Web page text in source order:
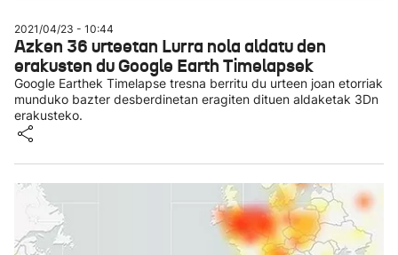
2021/04/23 - 10:44
Azken 36 urteetan Lurra nola aldatu den
erakusten du Google Earth Timelapsek
Google Earthek Timelapse tresna berritu du urteen joan etorriak
munduko bazter desberdinetan eragiten dituen aldaketak 3Dn
erakusteko.